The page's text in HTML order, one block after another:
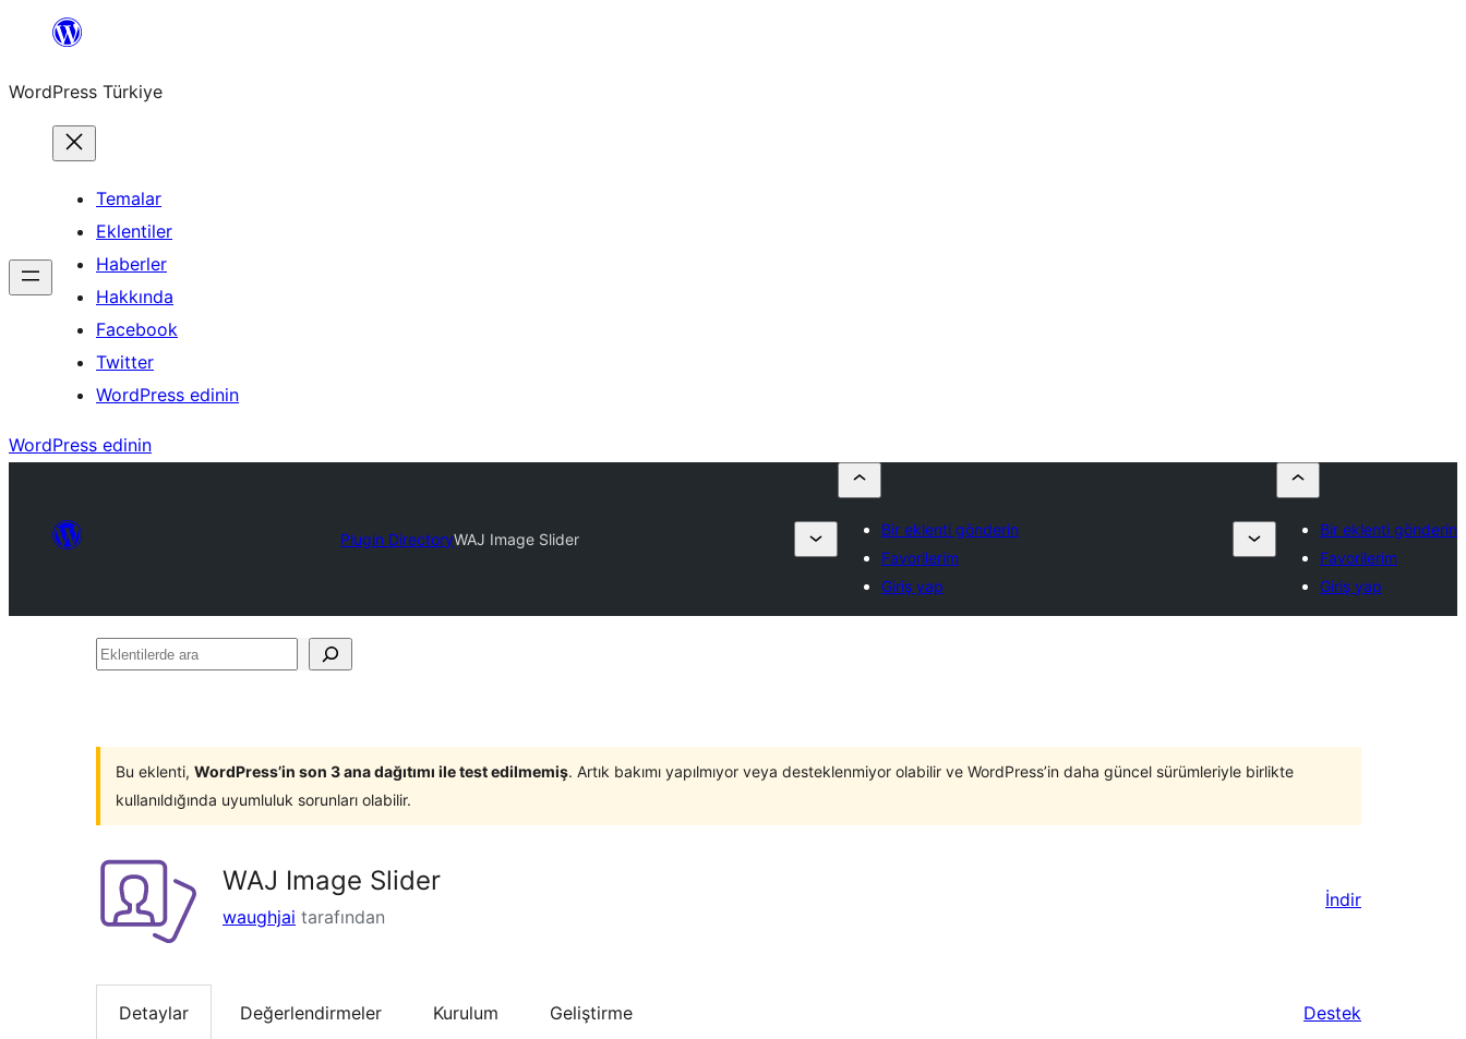
İçeriğe
WordPress Türkiye
Temalar
Eklentiler
Haberler
Hakkında
Facebook
Twitter
WordPress edinin
WordPress edinin
Plugin DirectoryWAJ Image Slider
Bir eklenti gönderin
Favorilerim
Giriş yap
Bir eklenti gönderin
Favorilerim
Giriş yap
Eklentilerde
Bu eklenti, WordPress’in son 3 ana dağıtımı ile test edilmemiş. Artık bakımı yapılmıyor veya desteklenmiyor olabilir ve WordPress’in daha güncel sürümleriyle birlikte
kullanıldığında uyumluluk sorunları olabilir.
WAJ Image Slider
waughjai tarafından
İndir
Detaylar Değerlendirmeler Kurulum Geliştirme Destek